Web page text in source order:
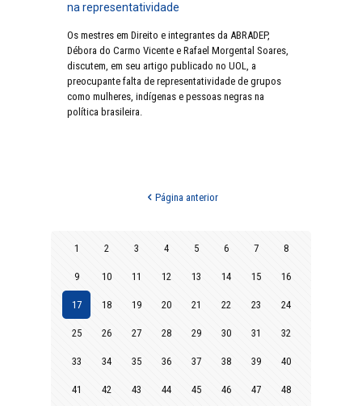
na representatividade
Os mestres em Direito e integrantes da ABRADEP,
Débora do Carmo Vicente e Rafael Morgental Soares,
discutem, em seu artigo publicado no UOL, a
preocupante falta de representatividade de grupos
como mulheres, indígenas e pessoas negras na
política brasileira.
Página anterior
1 2 3 4 5 6 7 8
9 10 11 12 13 14 15 16
17 18 19 20 21 22 23 24
25 26 27 28 29 30 31 32
33 34 35 36 37 38 39 40
41 42 43 44 45 46 47 48